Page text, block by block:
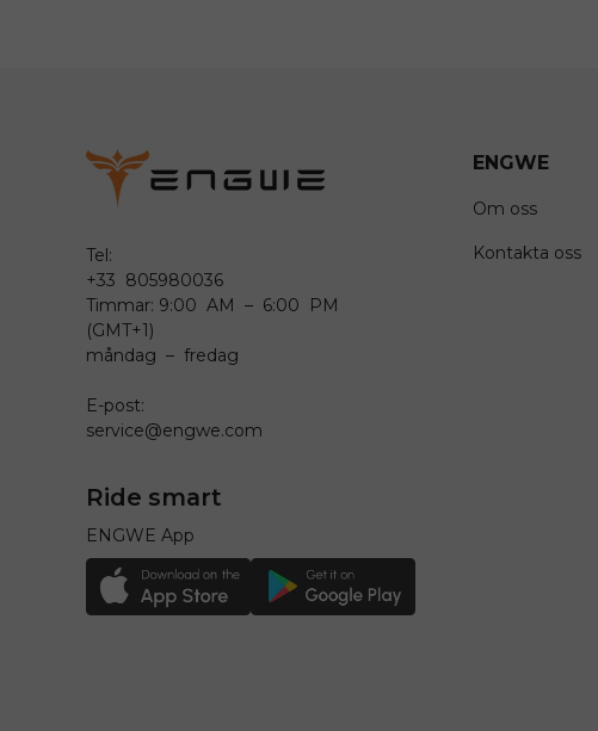
Tel:
+33 805980036
Timmar: 9:00 AM – 6:00 PM
(GMT+1)
måndag – fredag
E-post:
service@engwe.com
Ride smart
ENGWE App
ENGWE
Om oss
Kontakta oss